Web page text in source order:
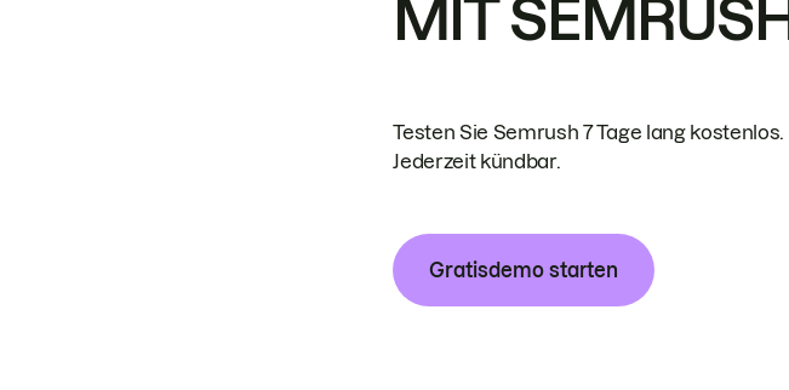
MIT
Testen Sie Semrush 7 Tage lang kostenlos.
Jederzeit kündbar.
Gratisdemo starten